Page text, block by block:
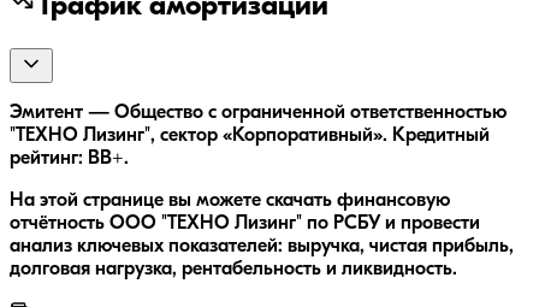
График амортизации
Эмитент — Общество с ограниченной ответственностью
"ТЕХНО Лизинг", сектор «Корпоративный». Кредитный
рейтинг: BB+.
На этой странице вы можете скачать финансовую
отчётность ООО "ТЕХНО Лизинг" по РСБУ и провести
анализ ключевых показателей: выручка, чистая прибыль,
долговая нагрузка, рентабельность и ликвидность.